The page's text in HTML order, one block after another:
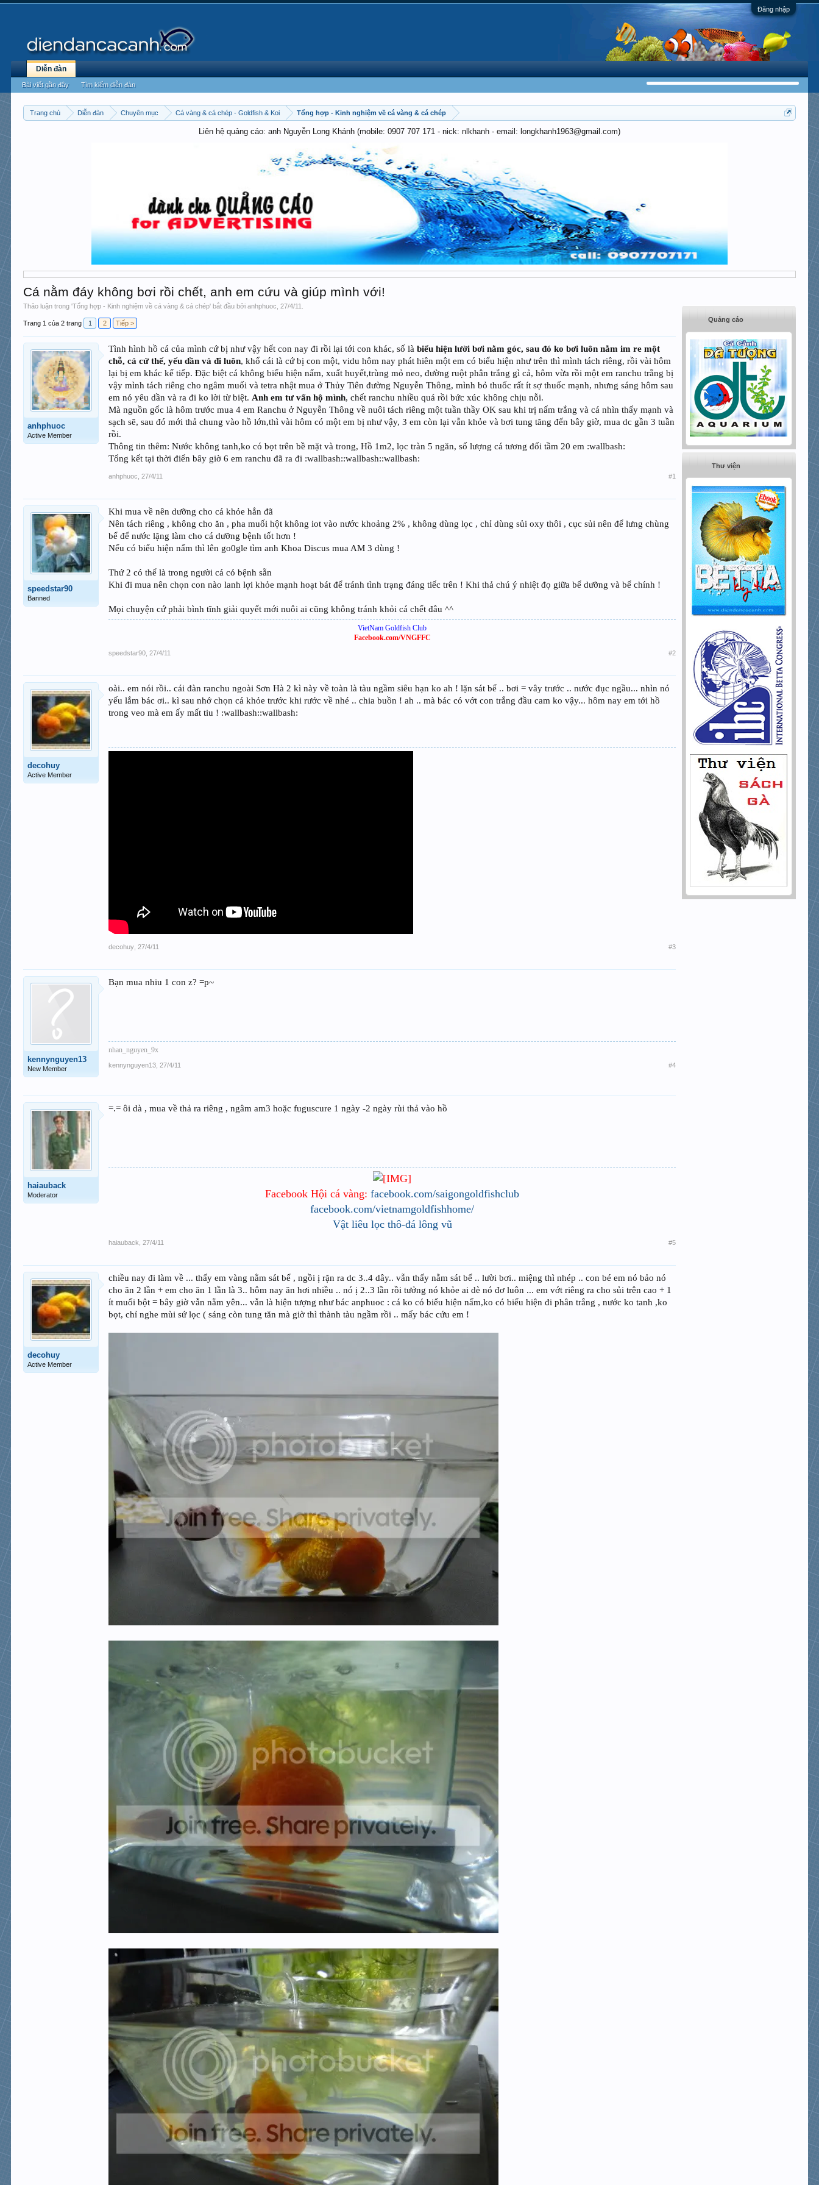
Đăng nhập
Trang chủ Diễn đàn Chuyên mục Cá vàng & cá chép - Goldfish & Koi Tổng hợp - Kinh nghiệm về cá vàng & cá chép
Liên hệ quảng cáo: anh Nguyễn Long Khánh (mobile: 0907 707 171 - nick: nlkhanh - email: longkhanh1963@gmail.com)
Cá nằm đáy không bơi rồi chết, anh em cứu và giúp mình với!
Thảo luận trong 'Tổng hợp - Kinh nghiệm về cá vàng & cá chép' bắt đầu bởianhphuoc ,27/4/11
Trang 1 của 2 trang 1 2 Tiếp >
anhphuoc
Active Member
Tình hình hồ cá của mình cứ bị như vậy hết con nay đi rồi lại tới con khác, số làbiểu hiện lười bơi nằm góc, sau đó ko bơi luôn nằm im re một
chỗ, cá cứ thế, yếu dần và đi luôn, khổ cái là cứ bị con một, vidu hôm nay phát hiên một em có biểu hiện như trên thì mình tách riêng, rồi vài hôm
lại bị em khác kế tiếp. Đặc biệt cá không biểu hiện nấm, xuất huyết,trùng mỏ neo, đường ruột phân trắng gì cả, hôm vừa rồi một em ranchu trắng bị
vậy mình tách riêng cho ngâm muối và tetra nhật mua ở Thủy Tiên đường Nguyễn Thông, mình bỏ thuốc rất ít sợ thuốc mạnh, nhưng sáng hôm sau
em nó yêu dần và ra đi ko lời từ biệt. Anh em tư vấn hộ mình, chết ranchu nhiều quá rồi bức xúc không chịu nỗi.
Mà nguồn gốc là hôm trước mua 4 em Ranchu ở Nguyễn Thông về nuôi tách riêng một tuần thầy OK sau khi trị nấm trắng và cá nhìn thấy mạnh và
sạch sẽ, sau đó mới thả chung vào hồ lớn,thì vài hôm có một em bị như vậy, 3 em còn lại vẫn khỏe và bơi tung tăng đến bây giờ, mua dc gần 3 tuần
rồi.
Thông tin thêm: Nước không tanh,ko có bọt trên bề mặt và trong, Hồ 1m2, lọc tràn 5 ngăn, số lượng cá tương đối tầm 20 em :wallbash:
Tổng kết tại thời điển bây giờ 6 em ranchu đã ra đi :wallbash::wallbash::wallbash:
anhphuoc 27/4/11 #1
speedstar90
Banned
Khi mua về nên dưỡng cho cá khỏe hẳn đã
Nên tách riêng , không cho ăn , pha muối hột không iot vào nước khoảng 2% , không dùng lọc , chỉ dùng sủi oxy thôi , cục sủi nên để lưng chùng
bể để nước lặng làm cho cá dưỡng bệnh tốt hơn !
Nếu có biểu hiện nấm thì lên go0gle tìm anh Khoa Discus mua AM 3 dùng !
Thứ 2 có thể là trong người cá có bệnh sẵn
Khi đi mua nên chọn con nào lanh lợi khỏe mạnh hoạt bát để tránh tình trạng đáng tiếc trên ! Khi thả chú ý nhiệt đọ giữa bể dưỡng và bể chính !
Mọi chuyện cứ phải bình tĩnh giải quyết mới nuôi ai cũng không tránh khỏi cá chết đâu ^^
VietNam Goldfish Club
Facebook.com/VNGFFC
speedstar90 27/4/11 #2
decohuy
Active Member
oài.. em nói rồi.. cái đàn ranchu ngoài Sơn Hà 2 kì này về toàn là tàu ngầm siêu hạn ko ah ! lặn sát bể .. bơi = vây trước .. nước đục ngầu... nhìn nó
yếu lắm bác ơi.. kì sau nhớ chọn cá khỏe trước khi rước về nhé .. chia buồn ! ah .. mà bác có vớt con trắng đầu cam ko vậy... hôm nay em tới hồ
trong veo mà em ấy mất tiu ! :wallbash::wallbash:
decohuy 27/4/11 #3
kennynguyen13
New Member
Bạn mua nhiu 1 con z? =p~
nhan_nguyen_9x
kennynguyen13 27/4/11 #4
haiauback
Moderator
=.= ôi dà , mua về thả ra riêng , ngâm am3 hoặc fuguscure 1 ngày -2 ngày rùi thả vào hồ
Facebook Hội cá vàng: facebook.com/saigongoldfishclub
facebook.com/vietnamgoldfishhome/
Vật liêu lọc thô-đá lông vũ
haiauback 27/4/11 #5
decohuy
Active Member
chiều nay đi làm về ... thấy em vàng nằm sát bể , ngồi ị rặn ra dc 3..4 dây.. vẫn thấy nằm sát bể .. lười bơi.. miệng thì nhép .. con bé em nó bảo nó
cho ăn 2 lần + em cho ăn 1 lần là 3.. hôm nay ăn hơi nhiều .. nó ị 2..3 lần rồi tưởng nó khỏe ai dè nó đơ luôn ... em vớt riêng ra cho sủi trên cao + 1
ít muối bột = bây giờ vẫn nằm yên... vẫn là hiện tượng như bác anphuoc : cá ko có biểu hiện nấm,ko có biểu hiện đi phân trắng , nước ko tanh ,ko
bọt, chỉ nghe mùi sứ lọc ( sáng còn tung tăn mà giờ thì thành tàu ngầm rồi .. mấy bác cứu em !
Quảng cáo
Thư viện
Diễn đàn
Bài viết gần đây Tìm kiếm diễn đàn